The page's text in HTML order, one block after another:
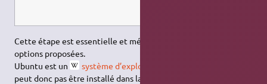
Cette étape est essentielle et mérite que l'on s'attarde aux
options proposées.
Ubuntu est un
système d’exploitation
peut donc pas être installé dans la même